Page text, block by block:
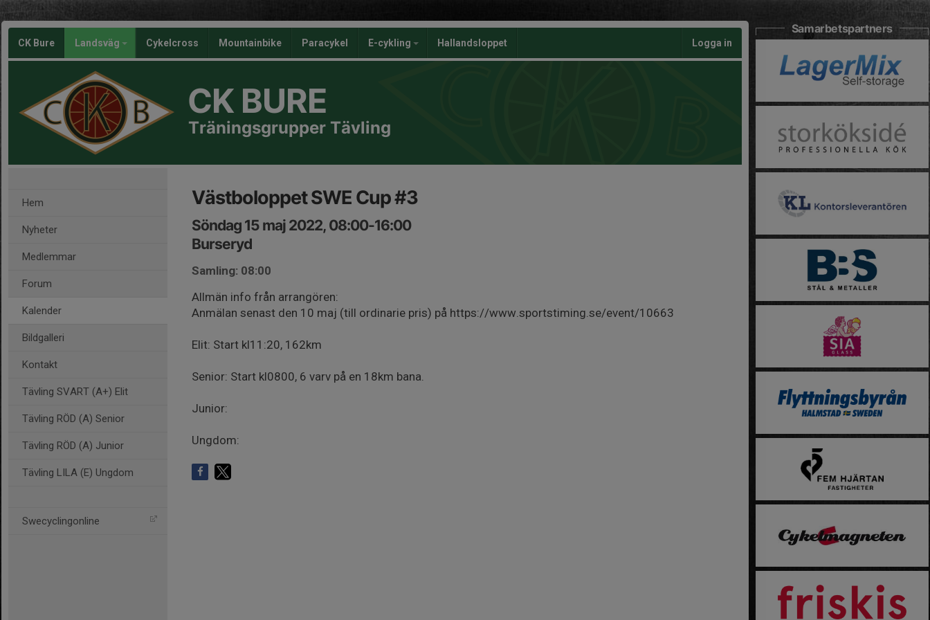
CK Bure Landsväg Cykelcross Mountainbike Paracykel E-cykling Hallandsloppet Logga in
CK BURE
Träningsgrupper Tävling
Hem
Nyheter
Medlemmar
Forum
Kalender
Bildgalleri
Kontakt
Tävling SVART (A+) Elit
Tävling RÖD (A) Senior
Tävling RÖD (A) Junior
Tävling LILA (E) Ungdom
Swecyclingonline
Västboloppet SWE Cup #3
Söndag 15 maj 2022, 08:00-16:00
Burseryd
Samling: 08:00
Allmän info från arrangören:
Anmälan senast den 10 maj (till ordinarie pris) på https://www.sportstiming.se/event/10663
Elit: Start kl11:20, 162km
Senior: Start kl0800, 6 varv på en 18km bana.
Junior:
Ungdom:
Samarbetspartners